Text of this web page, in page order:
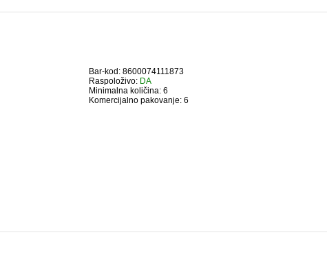
Bar-kod: 8600074111873
Raspoloživo: DA
Minimalna količina: 6
Komercijalno pakovanje: 6